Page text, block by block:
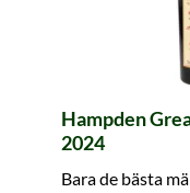
Hampden
2024
Bara de bästa